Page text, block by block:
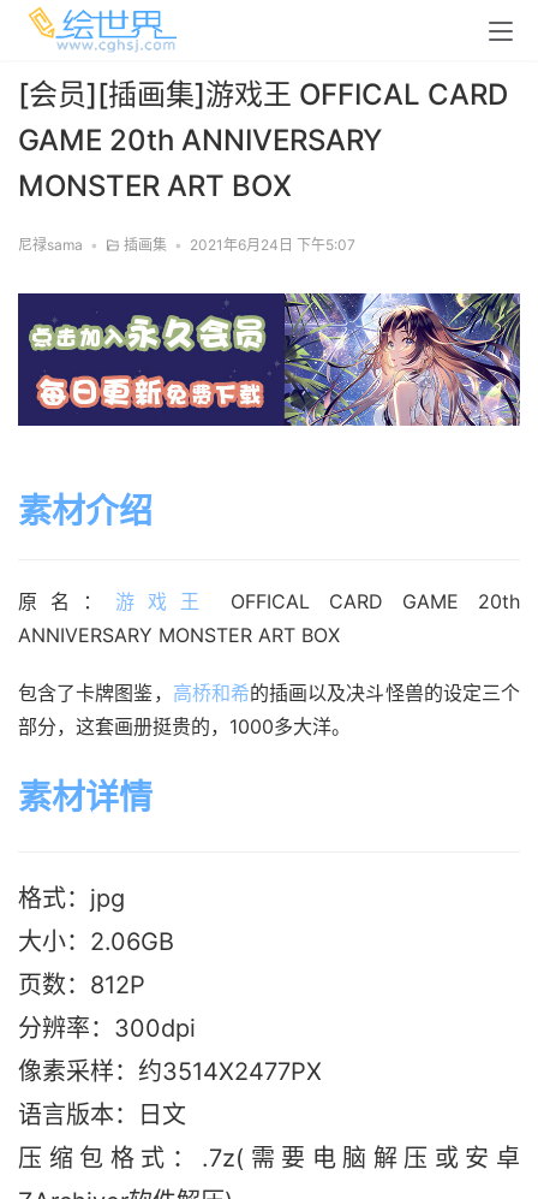
[会员][插画集]游戏王 OFFICAL CARD
GAME 20th ANNIVERSARY
MONSTER ART BOX
尼禄sama • 插画集 • 2021年6月24日 下午5:07
素材介绍
原名： 游戏王
OFFICAL CARD GAME 20th
ANNIVERSARY MONSTER ART BOX
包含了卡牌图鉴， 高桥和希的插画以及决斗怪兽的设定三个
部分，这套画册挺贵的，1000多大洋。
素材详情
格式：jpg
大小：2.06GB
页数：812P
分辨率：300dpi
像素采样：约3514X2477PX
语言版本：日文
压缩包格式：.7z(需要电脑解压或安卓